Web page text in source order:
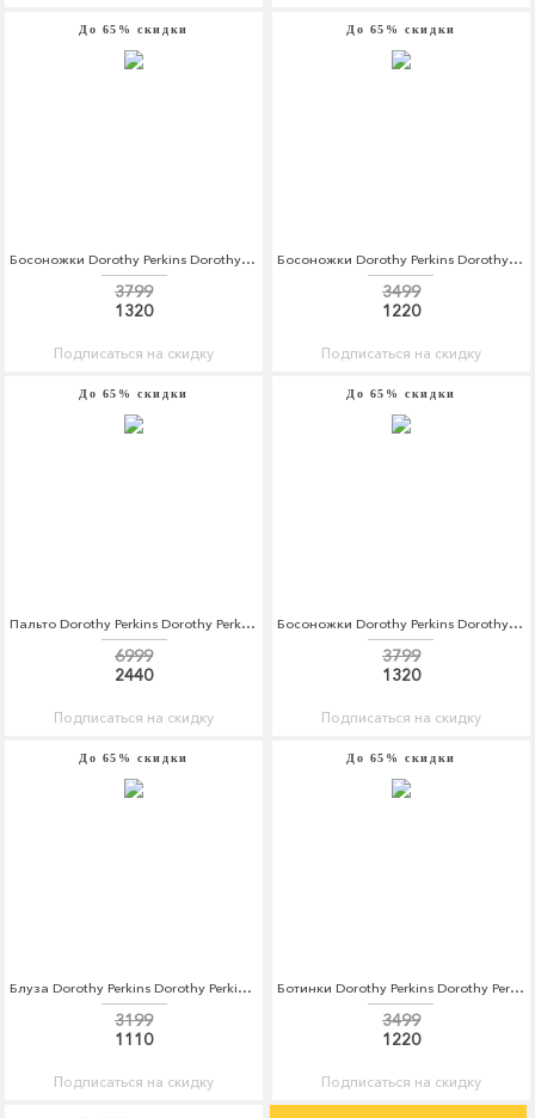
До 65% скидки
Босоножки Dorothy Perkins Dorothy Perkins DO005AWBVPN4
3799
1320
Подписаться на скидку
До 65% скидки
Босоножки Dorothy Perkins Dorothy Perkins DO005AWCCRH0
3499
1220
Подписаться на скидку
До 65% скидки
Пальто Dorothy Perkins Dorothy Perkins DO005EWCUUL1
6999
2440
Подписаться на скидку
До 65% скидки
Босоножки Dorothy Perkins Dorothy Perkins DO005AWBVPN5
3799
1320
Подписаться на скидку
До 65% скидки
Блуза Dorothy Perkins Dorothy Perkins DO005EWBSCF2
3199
1110
Подписаться на скидку
До 65% скидки
Ботинки Dorothy Perkins Dorothy Perkins DO005AWCWBB1
3499
1220
Подписаться на скидку